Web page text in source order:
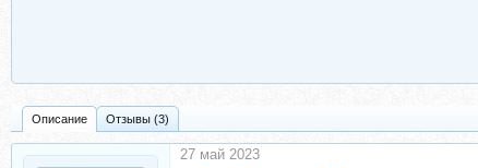
Описание Отзывы (3)
27 май 2023